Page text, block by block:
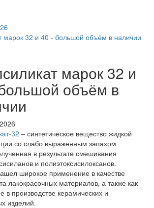
марок 32 и 40 - большой объём в наличии
марок 32 и
объём в
32 – синтетическое вещество жидкой
со слабо выраженным запахом
в результате смешивания
и полиэтоксисилоксанов.
широкое применение в качестве
лакокрасочных материалов, а также как
в производстве керамических и
изделий.